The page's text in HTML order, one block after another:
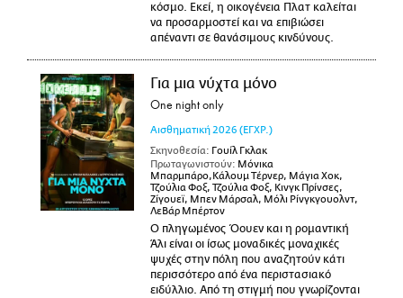
κόσμο. Εκεί, η οικογένεια Πλατ καλείται
να προσαρμοστεί και να επιβιώσει
απέναντι σε θανάσιμους κινδύνους.
Για μια νύχτα μόνο
One night only
Αισθηματική 2026 (ΕΓΧΡ.)
Σκηνοθεσία: Γουίλ Γκλακ
Πρωταγωνιστούν: Μόνικα
Μπαρμπάρο,Κάλουμ Τέρνερ, Μάγια Χοκ,
Τζούλια Φοξ, Τζούλια Φοξ, Κινγκ Πρίνσες,
Ζίγουεϊ, Μπεν Μάρσαλ, Μόλι Ρίνγκγουολντ,
ΛεΒάρ Μπέρτον
Ο πληγωμένος Όουεν και η ρομαντική
Άλι είναι οι ίσως μοναδικές μοναχικές
ψυχές στην πόλη που αναζητούν κάτι
περισσότερο από ένα περιστασιακό
ειδύλλιο. Από τη στιγμή που γνωρίζονται